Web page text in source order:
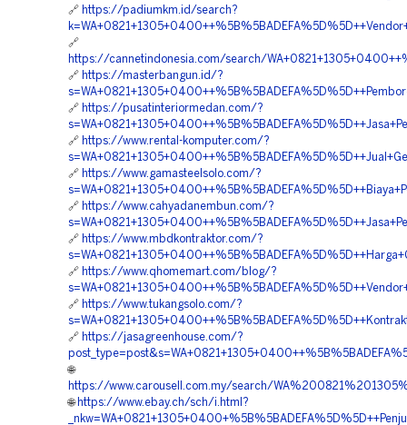
🔗 https://padiumkm.id/search?
🔗
https://cannetindonesia.com/search/
🔗 https://masterbangun.id/?
🔗 https://pusatinteriormedan.com/?
🔗 https://www.rental-komputer.com/?
🔗 https://www.gamasteelsolo.com/?
🔗 https://www.cahyadanembun.com/?
🔗 https://www.mbdkontraktor.com/?
🔗 https://www.qhomemart.com/blog/?
🔗 https://www.tukangsolo.com/?
🔗 https://jasagreenhouse.com/?
🌐
https://www.carousell.com.my/search/
🌐 https://www.ebay.ch/sch/i.html?